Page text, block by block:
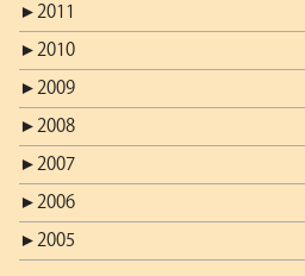
► 2011
► 2010
► 2009
► 2008
► 2007
► 2006
► 2005